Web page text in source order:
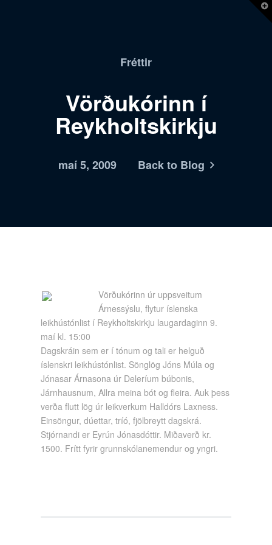
Fréttir
Vörðukórinn í
Reykholtskirkju
maí 5, 2009 Back to Blog
Vörðukórinn úr uppsveitum
Árnessýslu, flytur íslenska
leikhústónlist í Reykholtskirkju laugardaginn 9.
maí kl. 15:00
Dagskráin sem er í tónum og tali er helguð
íslenskri leikhústónlist. Sönglög Jóns Múla og
Jónasar Árnasona úr Deleríum búbonis,
Járnhausnum, Allra meina bót og fleira. Auk þess
verða flutt lög úr leikverkum Halldórs Laxness.
Einsöngur, dúettar, tríó, fjölbreytt dagskrá.
Stjórnandi er Eyrún Jónasdóttir. Miðaverð kr.
1500. Frítt fyrir grunnskólanemendur og yngri.